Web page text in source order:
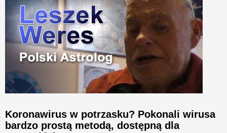
Koronawirus w potrzasku? Pokonali wirusa
bardzo prostą metodą, dostępną dla